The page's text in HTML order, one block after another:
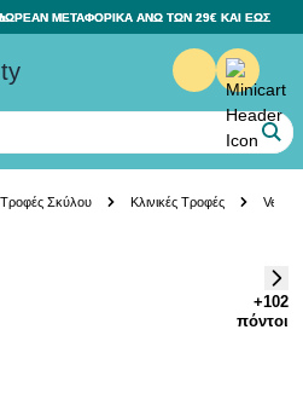
ΜΕΤΑΦΟΡΙΚΑ ΑΝΩ ΤΩΝ 29€ ΚΑΙ ΕΩΣ
Τροφές Σκύλου Κλινικές Τροφές Vetlife
+102
πόντοι